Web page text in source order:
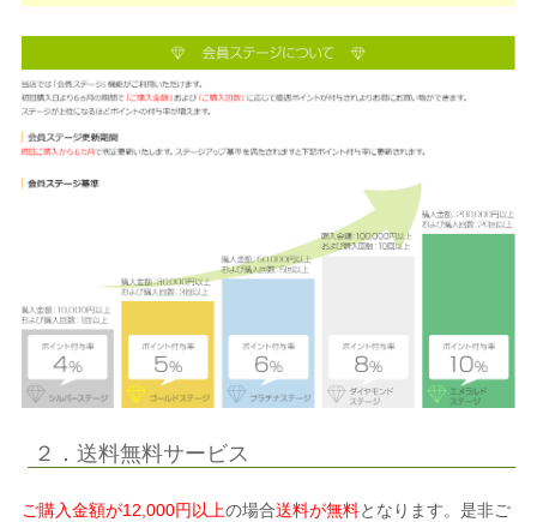
２．送料無料サービス
ご購入金額が12,000円以上の場合送料が無料となります。是非ご